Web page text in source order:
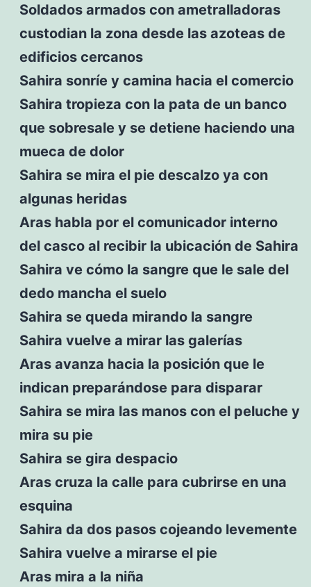
Soldados armados con ametralladoras
custodian la zona desde las azoteas de
edificios cercanos
Sahira sonríe y camina hacia el comercio
Sahira tropieza con la pata de un banco
que sobresale y se detiene haciendo una
mueca de dolor
Sahira se mira el pie descalzo ya con
algunas heridas
Aras habla por el comunicador interno
del casco al recibir la ubicación de Sahira
Sahira ve cómo la sangre que le sale del
dedo mancha el suelo
Sahira se queda mirando la sangre
Sahira vuelve a mirar las galerías
Aras avanza hacia la posición que le
indican preparándose para disparar
Sahira se mira las manos con el peluche y
mira su pie
Sahira se gira despacio
Aras cruza la calle para cubrirse en una
esquina
Sahira da dos pasos cojeando levemente
Sahira vuelve a mirarse el pie
Aras mira a la niña